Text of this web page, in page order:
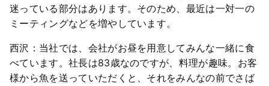
迷っている部分はあります。そのため、最近は一対一の
ミーティングなどを増やしています。
西沢：当社では、会社がお昼を用意してみんな一緒に食
べています。社長は83歳なのですが、料理が趣味。お客
様から魚を送っていただくと、それをみんなの前でさば